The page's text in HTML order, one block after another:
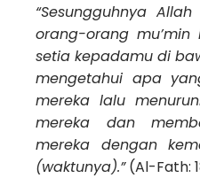
“Sesungguhnya
orang-orang
setia kepadamu di
mengetahui apa
mereka lalu
mereka dan
mereka dengan
(waktunya).”(Al-Fath: